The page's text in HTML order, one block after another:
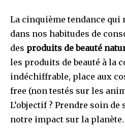
La cinquième tendance qui
dans nos habitudes de
des produits de beauté
les produits de beauté à la
indéchiffrable, place aux
free (non testés sur les
L’objectif ? Prendre soin
notre impact sur la planète.